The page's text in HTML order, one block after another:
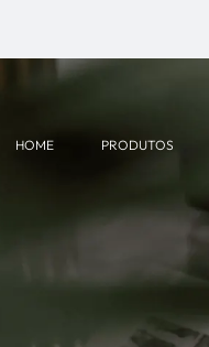
HOME PRODUTOS